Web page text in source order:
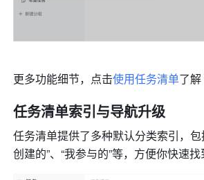
更多功能细节，点击使用任务清单了解
任务清单索引与导航升级
任务清单提供了多种默认分类索引，包
创建的”、“我参与的”等，方便你快速找